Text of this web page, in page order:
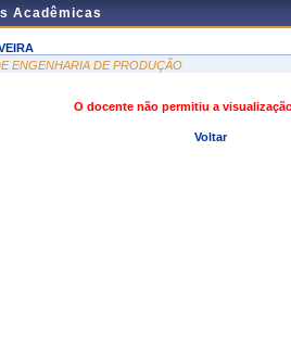
Acadêmicas
ENGENHARIA DE PRODUÇÃO
O docente não permitiu a
Voltar